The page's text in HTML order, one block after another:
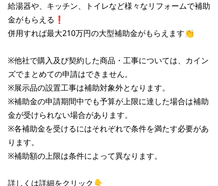
給湯器や、キッチン、トイレなど様々なリフォームで補助
金がもらえる❗
併用すれば最大210万円の大型補助金がもらえます👏
※他社で購入及び契約した商品・工事については、カイン
ズでまとめての申請はできません。
※展示品の設置工事は補助対象外となります。
※補助金の申請期間中でも予算が上限に達した場合は補助
金が受けられない場合があります。
※各補助金を受けるにはそれぞれで条件を満たす必要があ
ります。
※補助額の上限は条件によって異なります。
詳しくは詳細をクリック👇